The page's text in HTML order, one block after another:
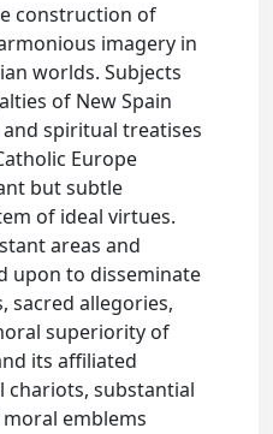
construction of
imagery in
worlds. Subjects
of New Spain
spiritual treatises
Europe
but subtle
of ideal virtues.
areas and
upon to disseminate
sacred allegories,
superiority of
its affiliated
chariots, substantial
emblems